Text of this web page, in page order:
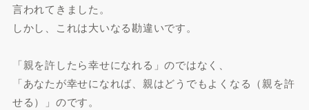
言われてきました。
しかし、これは大いなる勘違いです。
「親を許したら幸せになれる」のではなく、
「あなたが幸せになれば、親はどうでもよくなる（親を許
せる）」のです。